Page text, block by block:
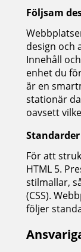
Följsam
design och
Innehåll
enhet du
är en
stationär
oavsett
Standarder
För att
HTML 5.
stilmallar,
(CSS).
följer